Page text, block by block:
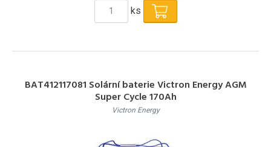
ks
BAT412117081 Solární baterie Victron Energy AGM
Super Cycle 170Ah
Victron Energy